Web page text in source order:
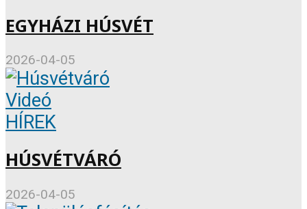
EGYHÁZI HÚSVÉT
2026-04-05
Videó
HÍREK
HÚSVÉTVÁRÓ
2026-04-05